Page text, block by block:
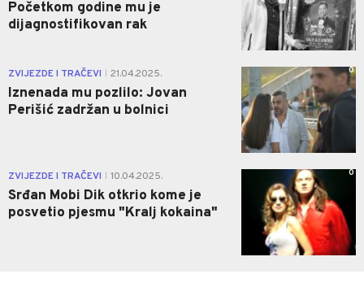
Početkom godine mu je
dijagnostifikovan rak
ZVIJEZDE I TRAČEVI 21.04.2025.
Iznenada mu pozlilo: Jovan
Perišić zadržan u bolnici
0
ZVIJEZDE I TRAČEVI 10.04.2025.
Srđan Mobi Dik otkrio kome je
posvetio pjesmu "Kralj kokaina"
0